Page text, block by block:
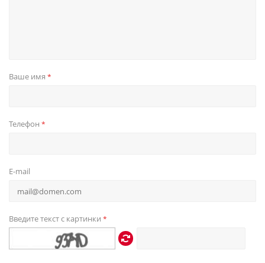
Ваше имя *
Телефон *
E-mail
Введите текст с картинки *